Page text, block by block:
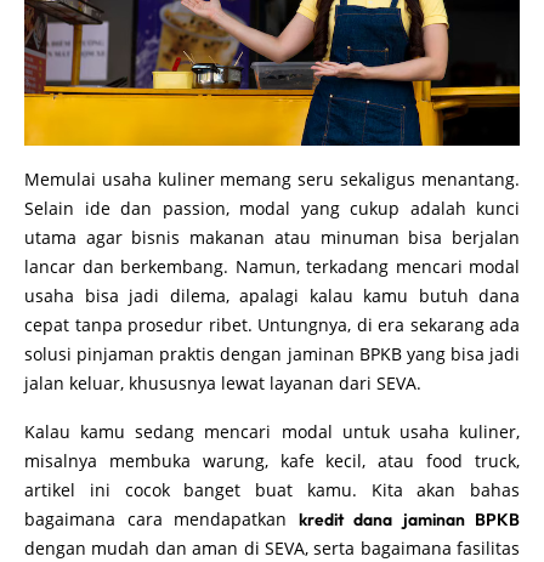
Memulai usaha kuliner memang seru sekaligus menantang.
Selain ide dan passion, modal yang cukup adalah kunci
utama agar bisnis makanan atau minuman bisa berjalan
lancar dan berkembang. Namun, terkadang mencari modal
usaha bisa jadi dilema, apalagi kalau kamu butuh dana
cepat tanpa prosedur ribet. Untungnya, di era sekarang ada
solusi pinjaman praktis dengan jaminan BPKB yang bisa jadi
jalan keluar, khususnya lewat layanan dari SEVA.
Kalau kamu sedang mencari modal untuk usaha kuliner,
misalnya membuka warung, kafe kecil, atau food truck,
artikel ini cocok banget buat kamu. Kita akan bahas
bagaimana cara mendapatkan kredit dana jaminan BPKB
dengan mudah dan aman di SEVA, serta bagaimana fasilitas